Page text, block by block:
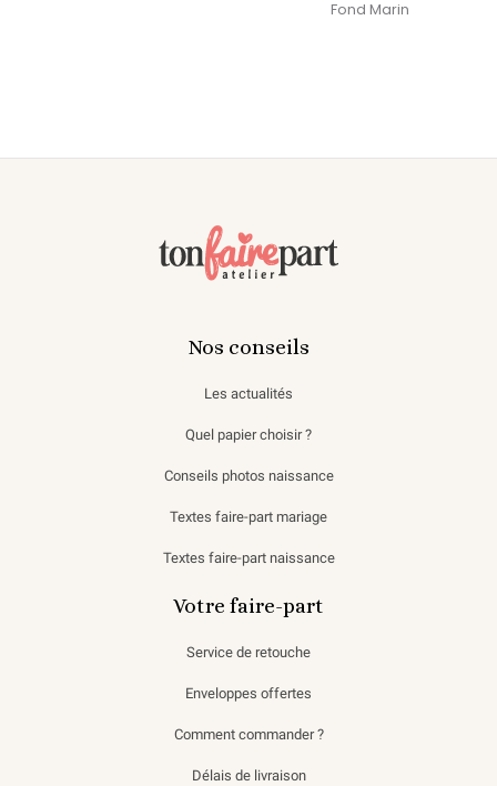
Fond Marin
Nos conseils
Les actualités
Quel papier choisir ?
Conseils photos naissance
Textes faire-part mariage
Textes faire-part naissance
Votre faire-part
Service de retouche
Enveloppes offertes
Comment commander ?
Délais de livraison